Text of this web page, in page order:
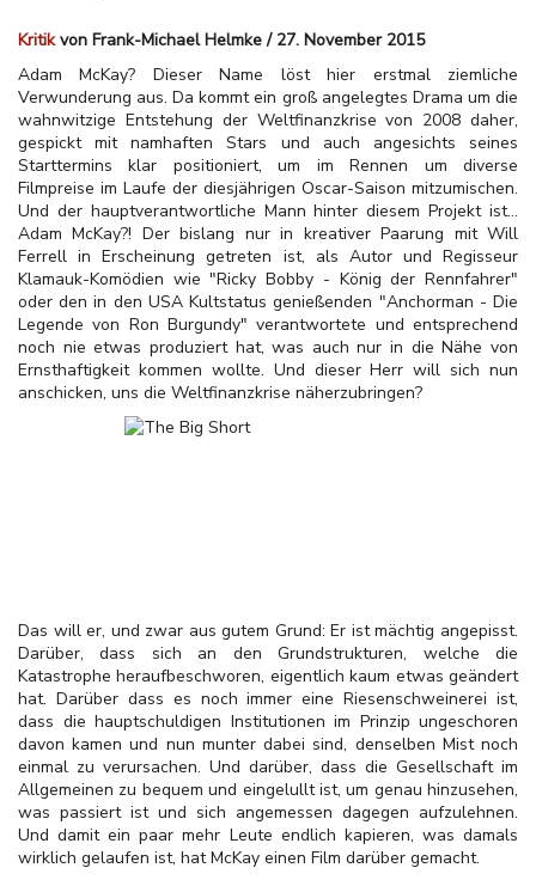
Kritikvon Frank-Michael Helmke / 27. November 2015
Adam McKay? Dieser Name löst hier erstmal ziemliche
Verwunderung aus. Da kommt ein groß angelegtes Drama um die
wahnwitzige Entstehung der Weltfinanzkrise von 2008 daher,
gespickt mit namhaften Stars und auch angesichts seines
Starttermins klar positioniert, um im Rennen um diverse
Filmpreise im Laufe der diesjährigen Oscar-Saison mitzumischen.
Und der hauptverantwortliche Mann hinter diesem Projekt ist...
Adam McKay?! Der bislang nur in kreativer Paarung mit Will
Ferrell in Erscheinung getreten ist, als Autor und Regisseur
Klamauk-Komödien wie "Ricky Bobby - König der Rennfahrer"
oder den in den USA Kultstatus genießenden "Anchorman - Die
Legende von Ron Burgundy" verantwortete und entsprechend
noch nie etwas produziert hat, was auch nur in die Nähe von
Ernsthaftigkeit kommen wollte. Und dieser Herr will sich nun
anschicken, uns die Weltfinanzkrise näherzubringen?
Das will er, und zwar aus gutem Grund: Er ist mächtig angepisst.
Darüber, dass sich an den Grundstrukturen, welche die
Katastrophe heraufbeschworen, eigentlich kaum etwas geändert
hat. Darüber dass es noch immer eine Riesenschweinerei ist,
dass die hauptschuldigen Institutionen im Prinzip ungeschoren
davon kamen und nun munter dabei sind, denselben Mist noch
einmal zu verursachen. Und darüber, dass die Gesellschaft im
Allgemeinen zu bequem und eingelullt ist, um genau hinzusehen,
was passiert ist und sich angemessen dagegen aufzulehnen.
Und damit ein paar mehr Leute endlich kapieren, was damals
wirklich gelaufen ist, hat McKay einen Film darüber gemacht.